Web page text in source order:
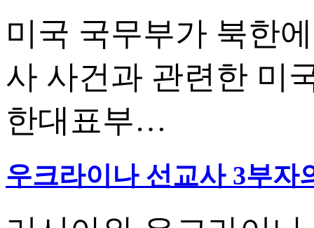
미국 국무부가 북한
사 사건과 관련한 미
한대표부…
우크라이나 선교사 3부